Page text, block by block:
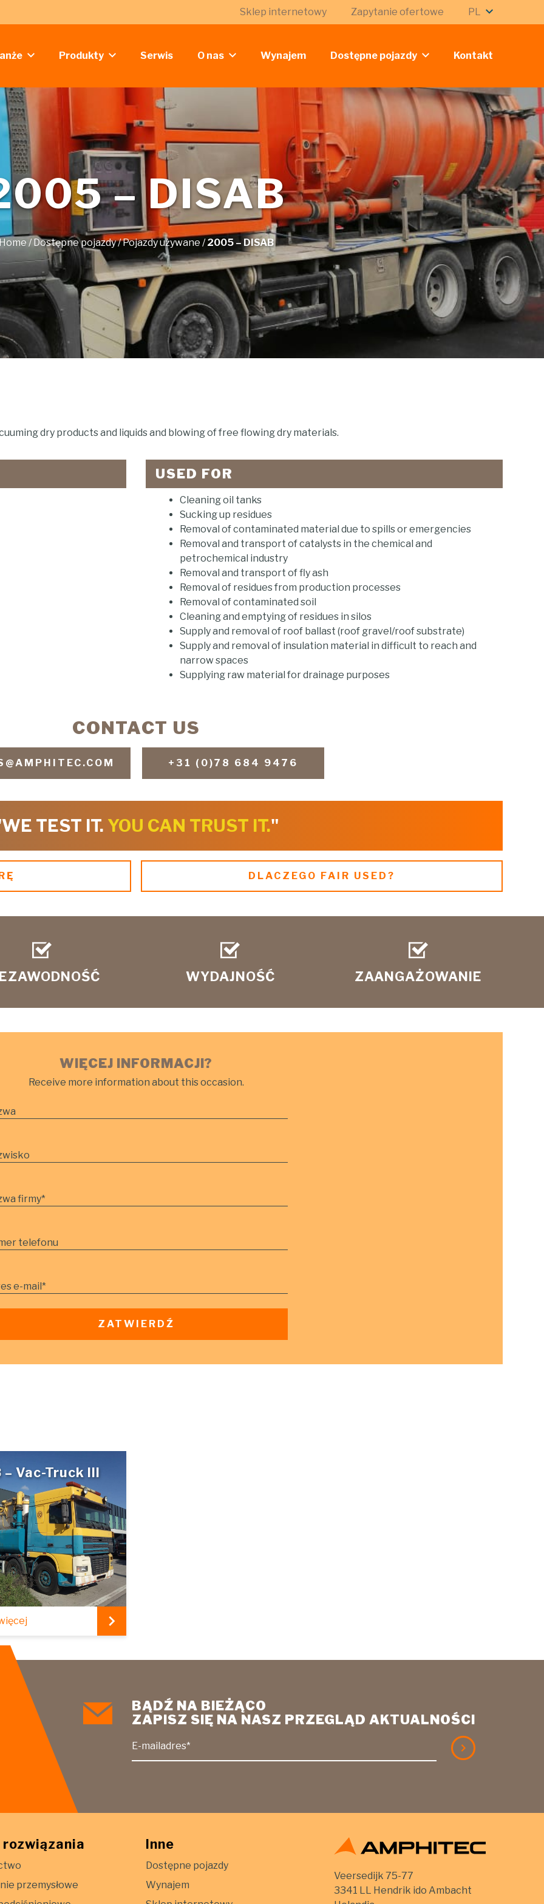
Produkty Serwis O nas Wynajem Dostępne pojazdy Kontakt
Sklep internetowy Zapytanie ofertowe PL
– DISAB
/Dostępne pojazdy/Pojazdy używane /2005 – DISAB
dry products and liquids and blowing of free flowing dry materials.
USED FOR
Cleaning oil tanks
Sucking up residues
Removal of contaminated material due to spills or emergencies
Removal and transport of catalysts in the chemical and
petrochemical industry
Removal and transport of fly ash
Removal of residues from production processes
Removal of contaminated soil
Cleaning and emptying of residues in silos
Supply and removal of roof ballast (roof gravel/roof substrate)
Supply and removal of insulation material in difficult to reach and
narrow spaces
Supplying raw material for drainage purposes
CONTACT US
+31 (0)78 684 9476
TEST IT. YOU CAN TRUST IT."
DLACZEGO FAIR USED?
WYDAJNOŚĆ ZAANGAŻOWANIE
WIĘCEJ INFORMACJI?
Receive more information about this occasion.
firmy*
telefonu
e-mail*
– Vac-Truck III
BĄDŹ NA BIEŻĄCO
ZAPISZ SIĘ NA NASZ PRZEGLĄD AKTUALNOŚCI
E-mailadres*
rozwiązania
przemysłowe
Inne
Dostępne pojazdy
Wynajem
Veersedijk 75-77
3341 LL Hendrik ido Ambacht